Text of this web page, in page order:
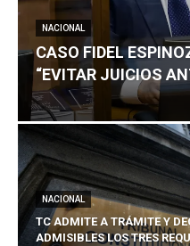
NACIONAL
CASO FIDEL
“EVITAR JUICIOS
NACIONAL
TC ADMITE A TRÁMITE Y
ADMISIBLES LOS TRES